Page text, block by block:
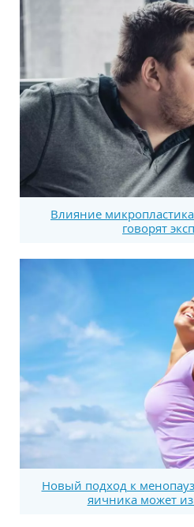
Влияние
говорят
Новый подход к
яичника может